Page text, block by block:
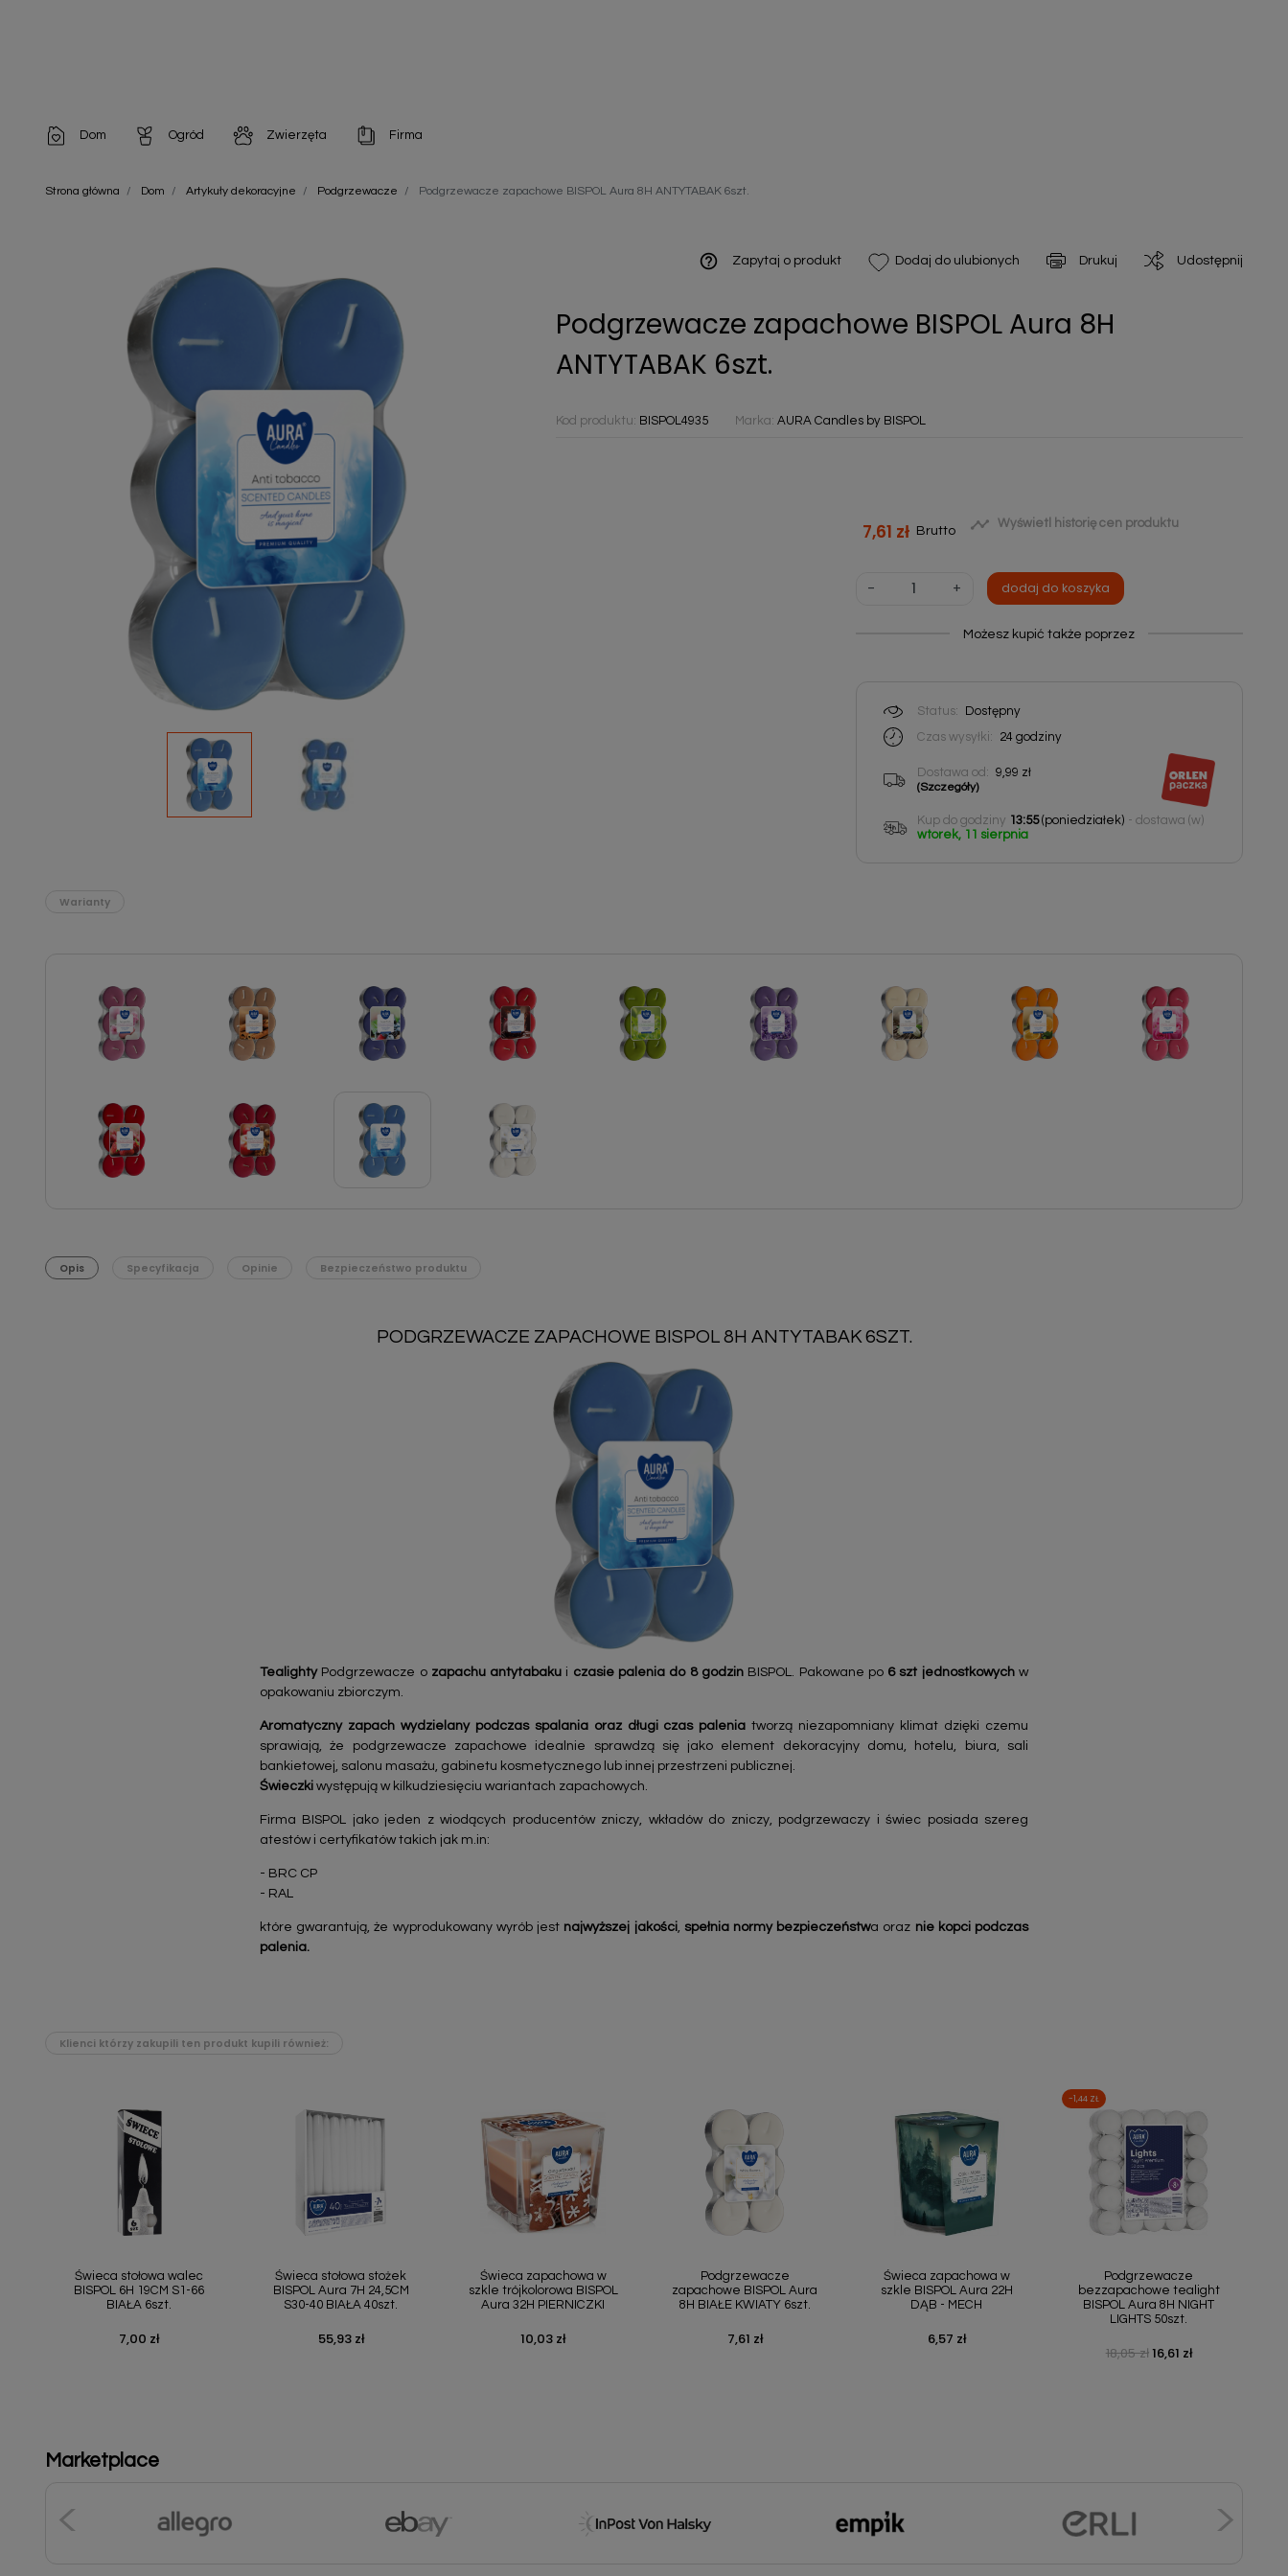
Dom
Artykuły dekoracyjne
Artykuły jednorazowe
Chemia gospodarcza
Ogród
Chemia do architektury ogrodowej
Odstraszacze owadów
Odstraszacze zwierząt
Nawozy i preparaty
Narzędzia ogrodnicze
Nasiona
Podłoża
Pozostałe
Środki ochrony roślin
Środki ochrony roślin dla profesjonalistów
Zobacz wszystkie
Zwierzęta
Szampony i odżywki
Chusteczki nawilżane
Zobacz wszystkie
Firma
Artykuły Higieniczne
Zobacz wszystkie
Strona główna Dom Artykuły dekoracyjne Podgrzewacze Podgrzewacze zapachowe BISPOL Aura 8H ANTYTABAK 6szt.
help_outline Zapytaj o produkt Dodaj do ulubionych Drukuj Udostępnij
Podgrzewacze zapachowe BISPOL Aura 8H
ANTYTABAK 6szt.
Kod produktu: BISPOL4935 Marka:AURA Candles by BISPOL
7,61 zł Brutto  Wyświetl historię cen produktu
- + dodaj do koszyka
Możesz kupić także poprzez
Status:
Dostępny
Czas wysyłki:
24 godziny
Dostawa od: 9,99 zł
(Szczegóły)
Kup do godziny 13:55(poniedziałek) - dostawa (w)
wtorek, 11 sierpnia
Warianty
Opis Specyfikacja Opinie Bezpieczeństwo produktu
PODGRZEWACZE ZAPACHOWE BISPOL 8H ANTYTABAK 6SZT.
TealightyPodgrzewacze o zapachu antytabaku i czasie palenia do 8 godzinBISPOL. Pakowane po 6 szt jednostkowychw
opakowaniu zbiorczym.
Aromatyczny zapach wydzielany podczas spalania oraz długi czas palenia tworzą niezapomniany klimat dzięki czemu
sprawiają, że podgrzewacze zapachowe idealnie sprawdzą się jako element dekoracyjny domu, hotelu, biura, sali
bankietowej, salonu masażu, gabinetu kosmetycznego lub innej przestrzeni publicznej.
Świeczki występują w kilkudziesięciu wariantach zapachowych.
Firma BISPOL jako jeden z wiodących producentów zniczy, wkładów do zniczy, podgrzewaczy i świec posiada szereg
atestów i certyfikatów takich jak m.in:
- BRC CP
- RAL
które gwarantują, że wyprodukowany wyrób jest najwyższej jakości, spełnia normy bezpieczeństwa oraz nie kopci podczas
palenia.
Klienci którzy zakupili ten produkt kupili również:
Świeca stołowa walec
BISPOL 6H 19CM S1-66
BIAŁA 6szt.
Cena
7,00 zł
Świeca stołowa stożek
BISPOL Aura 7H 24,5CM
S30-40 BIAŁA 40szt.
Cena
55,93 zł
Świeca zapachowa w
szkle trójkolorowa BISPOL
Aura 32H PIERNICZKI
Cena
10,03 zł
Podgrzewacze
zapachowe BISPOL Aura
8H BIAŁE KWIATY 6szt.
Cena
7,61 zł
Świeca zapachowa w
szkle BISPOL Aura 22H
DĄB - MECH
Cena
6,57 zł
Podgrzewacze
bezzapachowe tealight
BISPOL Aura 8H NIGHT
LIGHTS 50szt.
Cena podstawowa
18,05 zł Cena
16,61 zł
-1,44 ZŁ
Marketplace